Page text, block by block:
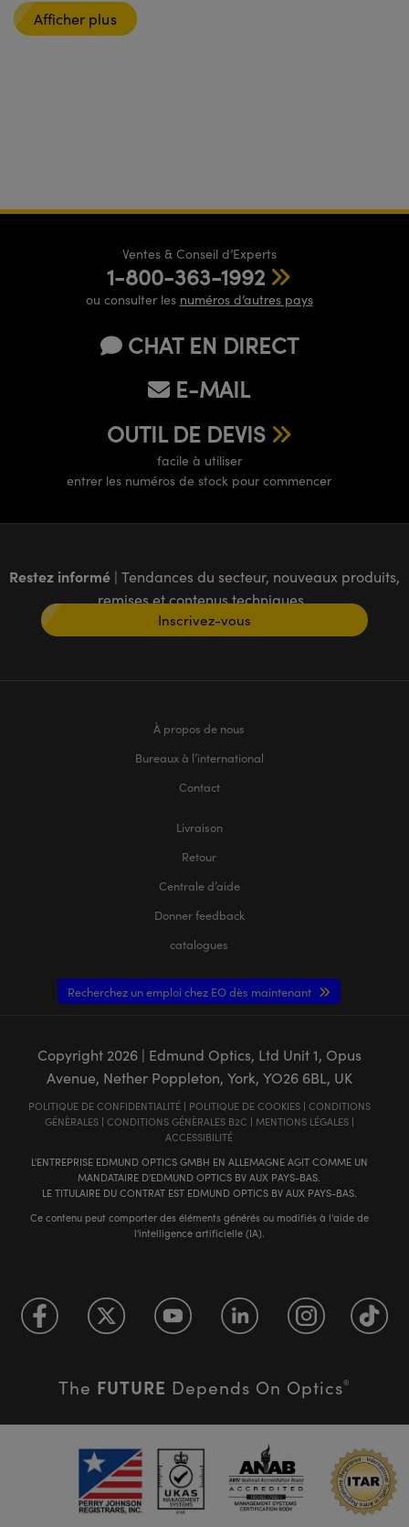
Afficher plus
Ventes & Conseil d’Experts
1-800-363-1992
ou consulter les numéros d’autres pays
CHAT EN DIRECT
E-MAIL
OUTIL DE DEVIS
facile à utiliser
entrer les numéros de stock pour commencer
Restez informé | Tendances du secteur, nouveaux produits,
remises et contenus techniques
Inscrivez-vous
À propos de nous
Bureaux à l’international
Contact
Livraison
Retour
Centrale d’aide
Donner feedback
catalogues
Recherchez un emploi chez EO dès maintenant
Copyright 2026| Edmund Optics, Ltd Unit 1, Opus
Avenue, Nether Poppleton, York, YO26 6BL, UK
POLITIQUE DE CONFIDENTIALITÉ| POLITIQUE DE COOKIES| CONDITIONS
GÉNÈRALES| CONDITIONS GÉNÈRALES B2C | MENTIONS LÉGALES|
ACCESSIBILITÉ
L'ENTREPRISE EDMUND OPTICS GMBH EN ALLEMAGNE AGIT COMME UN
MANDATAIRE D'EDMUND OPTICS BV AUX PAYS-BAS.
LE TITULAIRE DU CONTRAT EST EDMUND OPTICS BV AUX PAYS-BAS.
Ce contenu peut comporter des éléments générés ou modifiés à l'aide de
l'intelligence artificielle (IA).
The FUTURE Depends On Optics®